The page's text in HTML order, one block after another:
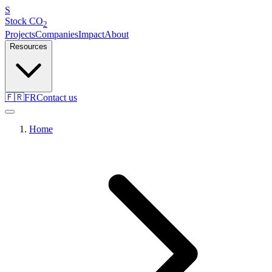
S
Stock CO2
ProjectsCompaniesImpactAbout
Resources
🇫🇷FRContact us
Home